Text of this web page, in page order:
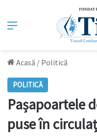
Meniu
Acasă / Politică
POLITICĂ
Pașapoartele
puse în